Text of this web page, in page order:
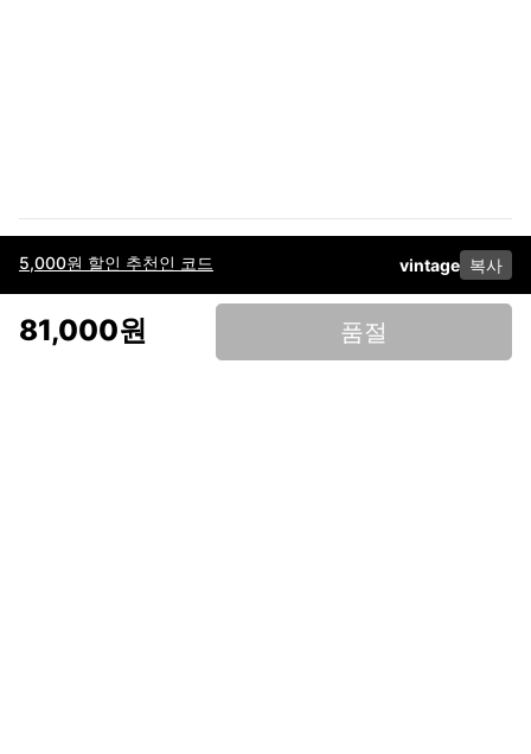
5,000원 할인 추천인 코드 vintage 복사
81,000원 품절
이용약관고객센터판매개인정보 처리방침사업자 정보다운로드